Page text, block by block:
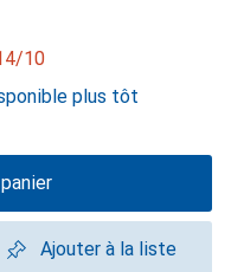
10
plus tôt
Ajouter à la liste